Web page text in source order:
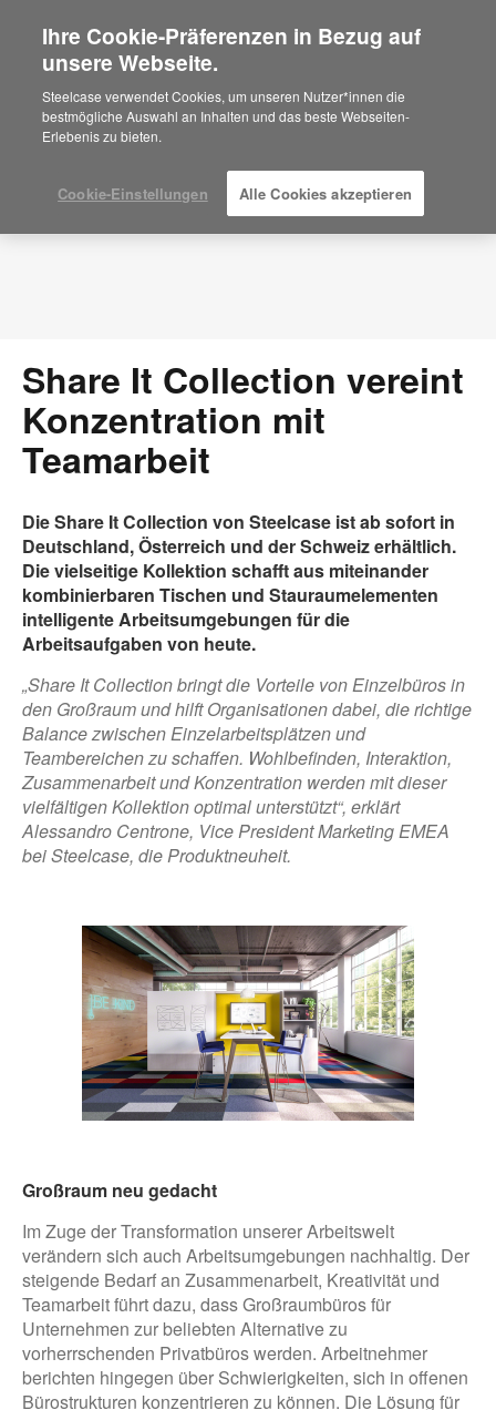
Are you in United States?
Would you like to see Products we sell in
your region?
Americas
Español
Press Releases
Share It Collection vereint
Konzentration mit
Teamarbeit
Die Share It Collection von Steelcase ist ab sofort in
Deutschland, Österreich und der Schweiz erhältlich.
Die vielseitige Kollektion schafft aus miteinander
kombinierbaren Tischen und Stauraumelementen
intelligente Arbeitsumgebungen für die
Arbeitsaufgaben von heute.
„Share It Collection bringt die Vorteile von Einzelbüros in
den Großraum und hilft Organisationen dabei, die richtige
Balance zwischen Einzelarbeitsplätzen und
Teambereichen zu schaffen. Wohlbefinden, Interaktion,
Zusammenarbeit und Konzentration werden mit dieser
vielfältigen Kollektion optimal unterstützt“, erklärt
Alessandro Centrone, Vice President Marketing EMEA
bei Steelcase, die Produktneuheit.
Großraum neu gedacht
Im Zuge der Transformation unserer Arbeitswelt
verändern sich auch Arbeitsumgebungen nachhaltig. Der
steigende Bedarf an Zusammenarbeit, Kreativität und
Teamarbeit führt dazu, dass Großraumbüros für
Unternehmen zur beliebten Alternative zu
vorherrschenden Privatbüros werden. Arbeitnehmer
berichten hingegen über Schwierigkeiten, sich in offenen
Bürostrukturen konzentrieren zu können. Die Lösung für
Ihre Cookie-Präferenzen in Bezug auf
unsere Webseite.
Steelcase verwendet Cookies, um unseren Nutzer*innen die
bestmögliche Auswahl an Inhalten und das beste Webseiten-
Erlebenis zu bieten.
Cookie-Einstellungen Alle Cookies akzeptieren